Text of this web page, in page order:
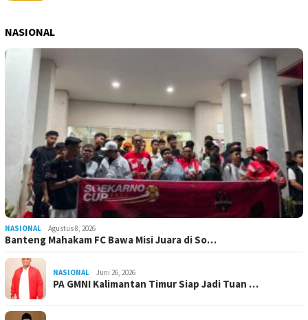
NASIONAL
NASIONAL Agustus 8, 2026
Banteng Mahakam FC Bawa Misi Juara di So…
NASIONAL Juni 26, 2026
PA GMNI Kalimantan Timur Siap Jadi Tuan …